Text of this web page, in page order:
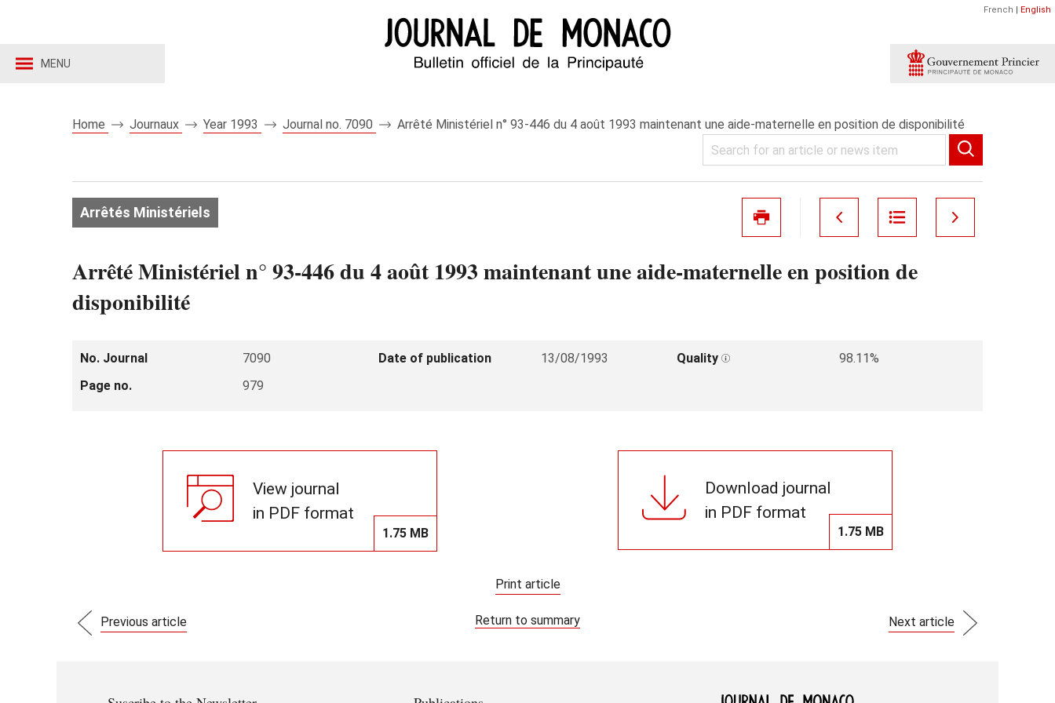
MENU
French | English
Home Journaux Year 1993 Journal no. 7090 Arrêté Ministériel n° 93-446 du 4 août 1993 maintenant une aide-maternelle en position de disponibilité
Arrêtés Ministériels
Arrêté Ministériel n° 93-446 du 4 août 1993 maintenant une aide-maternelle en position de
disponibilité
No. Journal 7090 Date of publication 13/08/1993 Quality
98.11%
Page no.
979
View journal
in PDF format
1.75 MB
Download journal
in PDF format
1.75 MB
Print article
Previous article Return to summary Next article